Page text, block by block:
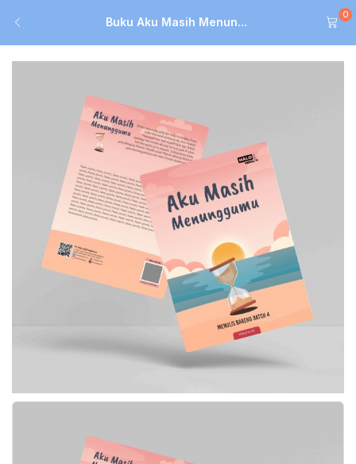
Buku Aku Masih Menun...
0